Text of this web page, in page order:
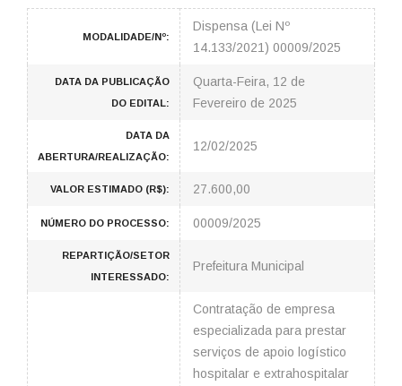
MODALIDADE/Nº:
Dispensa (Lei Nº
14.133/2021) 00009/2025
DATA DA PUBLICAÇÃO
DO EDITAL:
Quarta-Feira, 12 de
Fevereiro de 2025
DATA DA
ABERTURA/REALIZAÇÃO:
12/02/2025
VALOR ESTIMADO (R$): 27.600,00
NÚMERO DO PROCESSO: 00009/2025
REPARTIÇÃO/SETOR
INTERESSADO:
Prefeitura Municipal
Contratação de empresa
especializada para prestar
serviços de apoio logístico
hospitalar e extrahospitalar